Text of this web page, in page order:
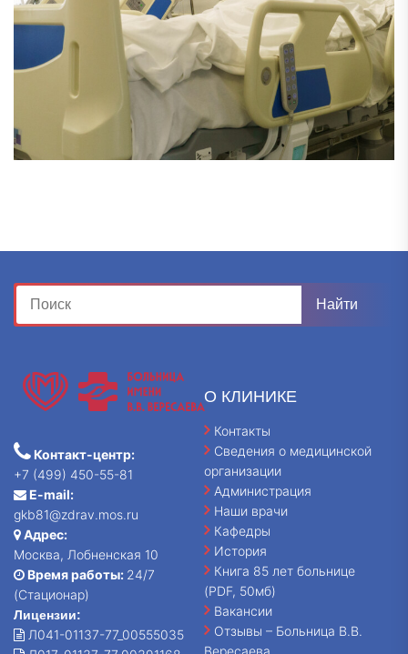
Контакт-центр:
+7 (499) 450-55-81
E-mail:
gkb81@zdrav.mos.ru
Адрес:
Москва, Лобненская 10
Время работы: 24/7
(Стационар)
Лицензии:
Л041-01137-77_00555035
О КЛИНИКЕ
Контакты
Сведения о медицинской
организации
Администрация
Наши врачи
Кафедры
История
Книга 85 лет больнице
(PDF, 50мб)
Вакансии
Отзывы – Больница В.В.
Вересаева